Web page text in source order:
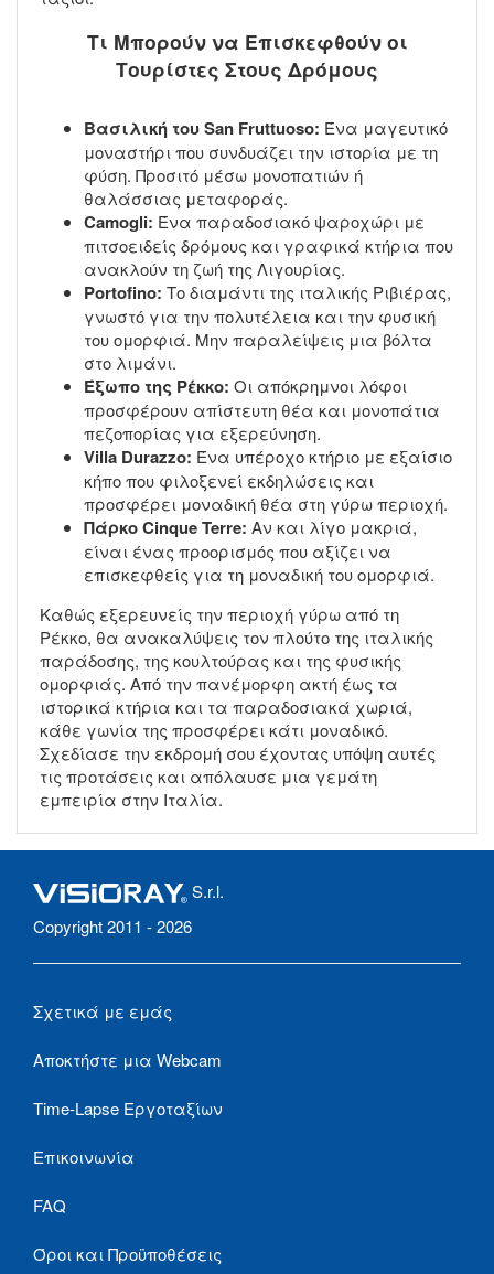
Τι Μπορούν να Επισκεφθούν οι
Τουρίστες Στους Δρόμους
Βασιλική του San Fruttuoso: Ένα μαγευτικό
μοναστήρι που συνδυάζει την ιστορία με τη
φύση. Προσιτό μέσω μονοπατιών ή
θαλάσσιας μεταφοράς.
Camogli: Ένα παραδοσιακό ψαροχώρι με
πιτσοειδείς δρόμους και γραφικά κτήρια που
ανακλούν τη ζωή της Λιγουρίας.
Portofino: Το διαμάντι της ιταλικής Ριβιέρας,
γνωστό για την πολυτέλεια και την φυσική
του ομορφιά. Μην παραλείψεις μια βόλτα
στο λιμάνι.
Έξωπο της Ρέκκο: Οι απόκρημνοι λόφοι
προσφέρουν απίστευτη θέα και μονοπάτια
πεζοπορίας για εξερεύνηση.
Villa Durazzo: Ένα υπέροχο κτήριο με εξαίσιο
κήπο που φιλοξενεί εκδηλώσεις και
προσφέρει μοναδική θέα στη γύρω περιοχή.
Πάρκο Cinque Terre: Αν και λίγο μακριά,
είναι ένας προορισμός που αξίζει να
επισκεφθείς για τη μοναδική του ομορφιά.
Καθώς εξερευνείς την περιοχή γύρω από τη
Ρέκκο, θα ανακαλύψεις τον πλούτο της ιταλικής
παράδοσης, της κουλτούρας και της φυσικής
ομορφιάς. Από την πανέμορφη ακτή έως τα
ιστορικά κτήρια και τα παραδοσιακά χωριά,
κάθε γωνία της προσφέρει κάτι μοναδικό.
Σχεδίασε την εκδρομή σου έχοντας υπόψη αυτές
τις προτάσεις και απόλαυσε μια γεμάτη
εμπειρία στην Ιταλία.
S.r.l.
Copyright 2011 - 2026
Σχετικά με εμάς
Αποκτήστε μια Webcam
Time-Lapse Εργοταξίων
Επικοινωνία
FAQ
Όροι και Προϋποθέσεις